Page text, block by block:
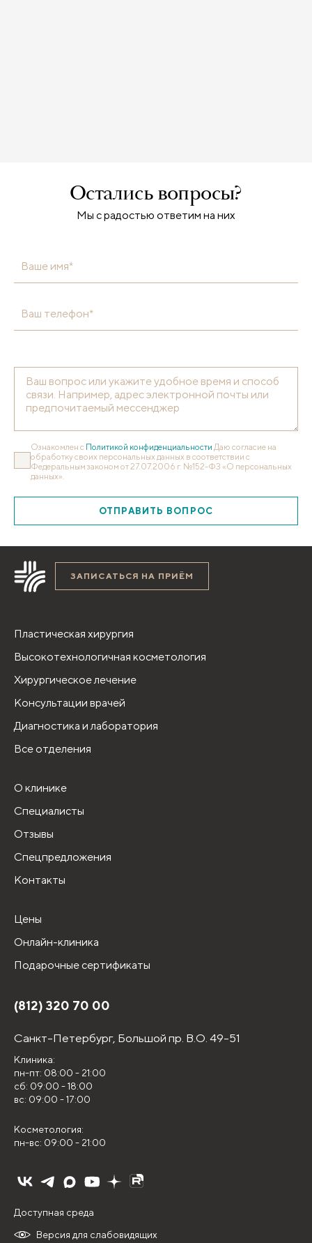
Остались вопросы?
Мы с радостью ответим на них
Ваше имя*
Ваш телефон*
Ознакомлен с Политикой конфиденциальности Даю согласие на
обработку своих персональных данных в соответствии с
Федеральным законом от 27.07.2006 г. №152-ФЗ «О персональных
данных».
ОТПРАВИТЬ ВОПРОС
ЗАПИСАТЬСЯ НА ПРИЁМ
Пластическая хирургия
Высокотехнологичная косметология
Хирургическое лечение
Консультации врачей
Диагностика и лаборатория
Все отделения
О клинике
Специалисты
Отзывы
Спецпредложения
Контакты
Цены
Онлайн-клиника
Подарочные сертификаты
(812) 320 70 00
Санкт-Петербург, Большой пр. В.О. 49-51
Клиника:
пн-пт: 08:00 - 21:00
сб: 09:00 - 18:00
вс: 09:00 - 17:00
Косметология:
пн-вс: 09:00 - 21:00
Версия для слабовидящих
Доступная среда